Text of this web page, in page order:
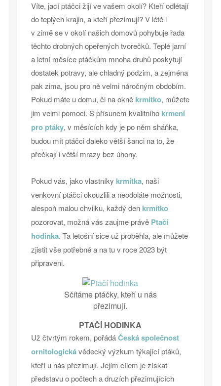
Víte, jací ptáčci žijí ve vašem okolí? Kteří odlétají
do teplých krajin, a kteří přezimují? V létě i
v zimě se v okolí našich domovů pohybuje řada
těchto drobných opeřených tvorečků. Teplé jarní
a letní měsíce ptáčkům mnoha druhů poskytují
dostatek potravy, ale chladný podzim, a zejména
pak zima, jsou pro ně velmi náročným obdobím.
Pokud máte u domu, či na okně krmítko, můžete
jim velmi pomoci. S přísunem kvalitního krmení
pro ptáky, v měsících kdy je po něm sháňka,
budou mít ptáčci daleko větší šanci na to, že
přečkají i větší mrazy bez úhony.
Pokud vás, jako vlastníky krmítka, naši
venkovní ptáčci okouzlili a neodoláte možnosti,
alespoň malou chvilku, každý den krmítko
pozorovat, možná vás zaujme právě Ptačí
hodinka. Ta letošní sice už proběhla, ale můžete
zjistit vše potřebné a na tu v roce 2023 být
připraveni.
Sčítáme ptáčky, kteří u nás
přezimují.
PTAČÍ HODINKA
Už čtvrtým rokem, pořádáČeská společnost
ornitologickávědecký výzkum týkající ptáků,
kteří u nás přezimují. Jejím cílem je získat
představu o počtech a druzích přezimujících